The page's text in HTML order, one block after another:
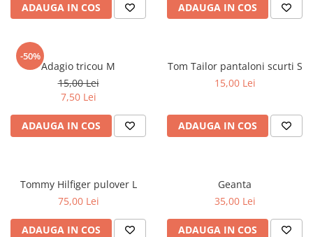
ADAUGA IN COS ADAUGA IN COS
-50%
Adagio tricou M
15,00 Lei
7,50 Lei
ADAUGA IN COS
Tom Tailor pantaloni scurti S
15,00 Lei
ADAUGA IN COS
Tommy Hilfiger pulover L
75,00 Lei
ADAUGA IN COS
Geanta
35,00 Lei
ADAUGA IN COS